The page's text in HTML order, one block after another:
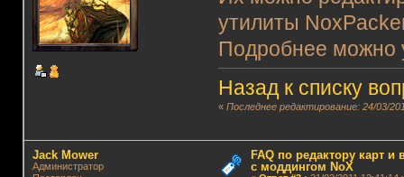
утилиты
Подробнее можно
Назад к списку
«Последнее редактирование: 24/03/
Jack Mower
Администратор
FAQ по редактору карт
с моддингом NoX